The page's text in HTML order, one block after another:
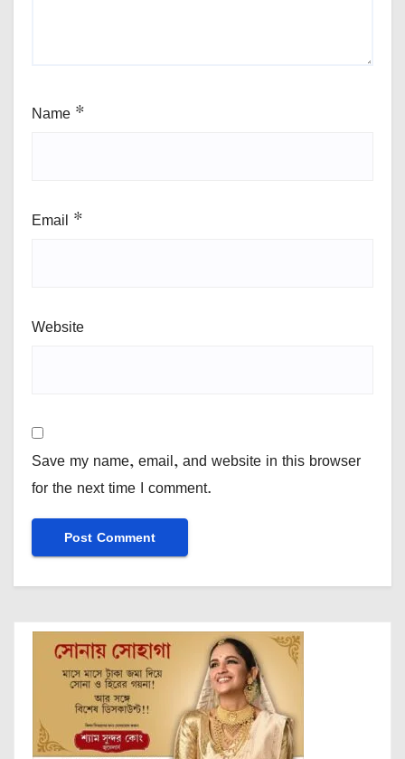
Name *
Email *
Website
Save my name, email, and website in this browser
for the next time I comment.